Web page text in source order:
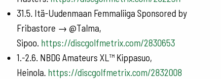
31.5. Itä-Uudenmaan Femmaliiga Sponsored by
Fribastore → @Talma,
Sipoo. https://discgolfmetrix.com/2830653
1.-2.6. NBDG Amateurs XL™ Kippasuo,
Heinola. https://discgolfmetrix.com/2832008